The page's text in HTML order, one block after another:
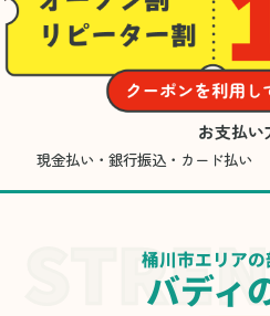
お支払い
現金払い・銀行振込・カード払い
桶川市エリア
バディ